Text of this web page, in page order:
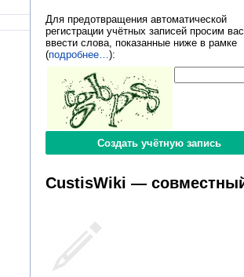
Для предотвращения автоматической
регистрации учётных записей просим вас
ввести слова, показанные ниже в рамке
(подробнее… ):
CustisWiki —